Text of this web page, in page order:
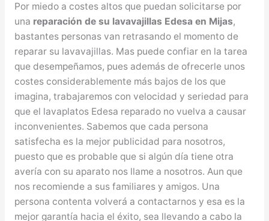
Por miedo a costes altos que puedan solicitarse por
una reparación de su lavavajillas Edesa en Mijas,
bastantes personas van retrasando el momento de
reparar su lavavajillas. Mas puede confiar en la tarea
que desempeñamos, pues además de ofrecerle unos
costes considerablemente más bajos de los que
imagina, trabajaremos con velocidad y seriedad para
que el lavaplatos Edesa reparado no vuelva a causar
inconvenientes. Sabemos que cada persona
satisfecha es la mejor publicidad para nosotros,
puesto que es probable que si algún día tiene otra
avería con su aparato nos llame a nosotros. Aun que
nos recomiende a sus familiares y amigos. Una
persona contenta volverá a contactarnos y esa es la
mejor garantía hacia el éxito, sea llevando a cabo la